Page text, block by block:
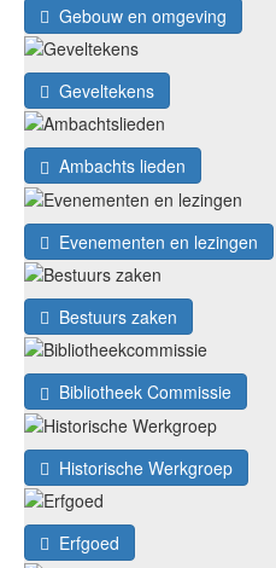
Gebouw en omgeving
Geveltekens
Ambachts lieden
Evenementen en lezingen
Bestuurs zaken
Bibliotheek Commissie
Historische Werkgroep
Erfgoed